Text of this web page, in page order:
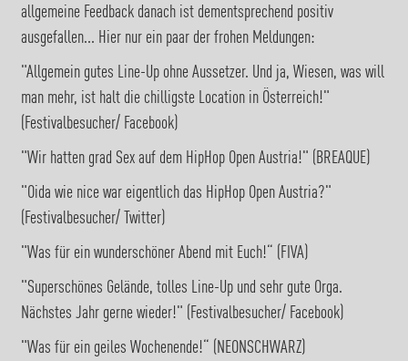
allgemeine Feedback danach ist dementsprechend positiv
ausgefallen... Hier nur ein paar der frohen Meldungen:
"Allgemein gutes Line-Up ohne Aussetzer. Und ja, Wiesen, was will
man mehr, ist halt die chilligste Location in Österreich!"
(Festivalbesucher/ Facebook)
"Wir hatten grad Sex auf dem HipHop Open Austria!" (BREAQUE)
"Oida wie nice war eigentlich das HipHop Open Austria?"
(Festivalbesucher/ Twitter)
"Was für ein wunderschöner Abend mit Euch!“ (FIVA)
"Superschönes Gelände, tolles Line-Up und sehr gute Orga.
Nächstes Jahr gerne wieder!" (Festivalbesucher/ Facebook)
"Was für ein geiles Wochenende!“ (NEONSCHWARZ)